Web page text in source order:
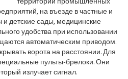
на въезде в частные и
детские сады, медицинские
удобства при использовании
автоматическим приводом.
ворота на расстоянии. Для
пульты-брелоки. Они
излучает сигнал.